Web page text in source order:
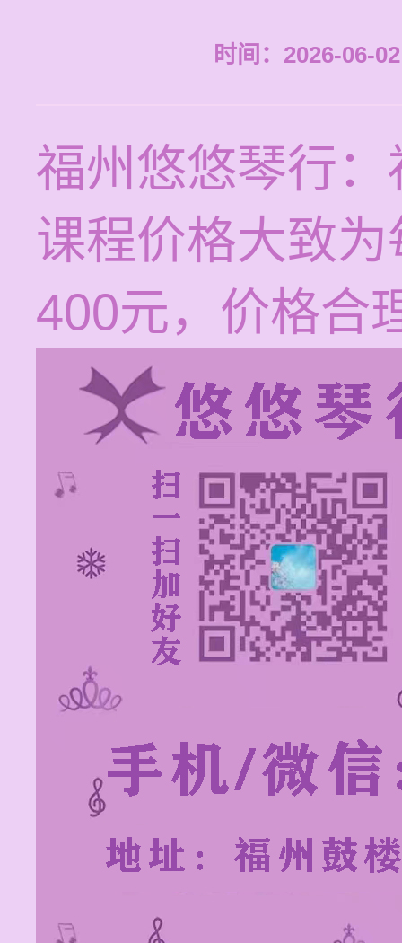
时间：2026-06-
福州悠悠琴行
课程价格大致
400元，价格合